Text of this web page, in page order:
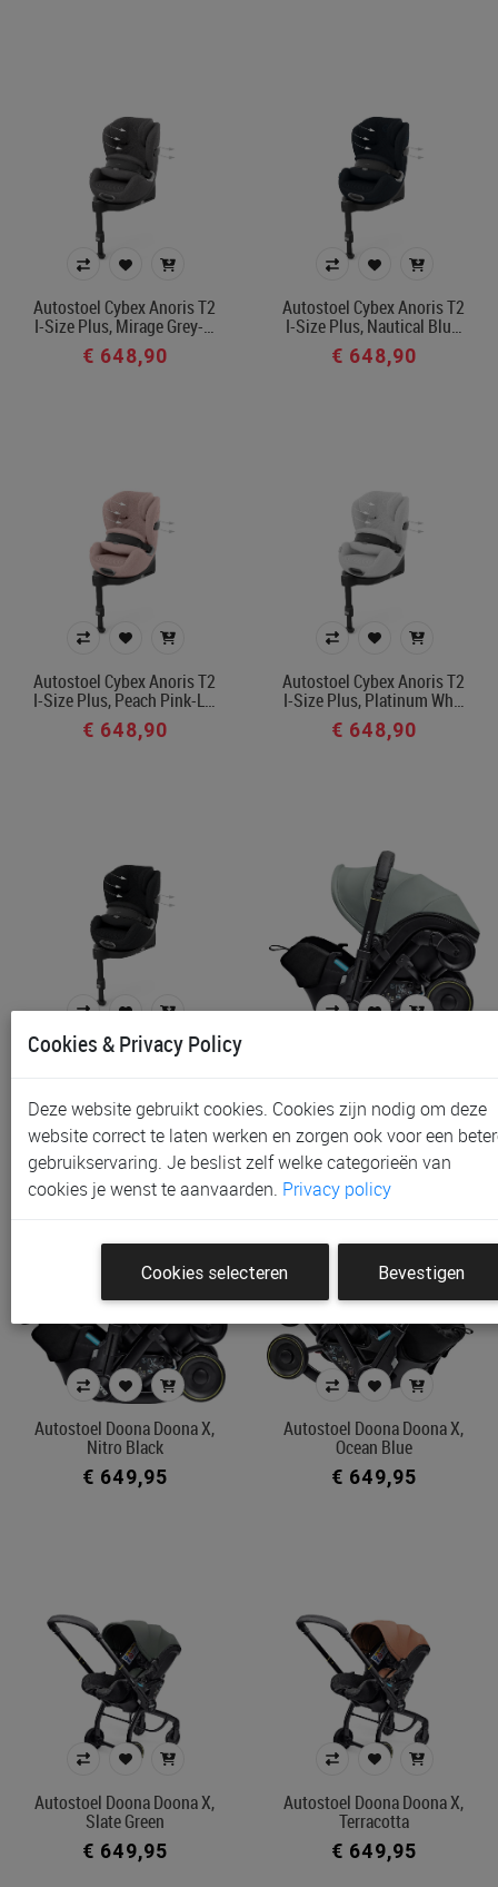
Compact inklapbaar
Baseless ISOFIX Installation
EasyDock-technologie
Full-body airbag
Omvormbaar tot wandelwagen
voorwaarts
achterwaarts
In voorraad
Autostoel Cybex Anoris T2
I-Size Plus, Mirage Grey-…
€ 648,90
Autostoel Cybex Anoris T2
I-Size Plus, Nautical Blu…
€ 648,90
Autostoel Cybex Anoris T2
I-Size Plus, Peach Pink-L…
€ 648,90
Autostoel Cybex Anoris T2
I-Size Plus, Platinum Wh…
€ 648,90
Autostoel Cybex Anoris T2
€ 648,90 € 649,95
Autostoel Doona Doona X,
Nitro Black
€ 649,95
Autostoel Doona Doona X,
Ocean Blue
€ 649,95
Autostoel Doona Doona X,
Slate Green
€ 649,95
Autostoel Doona Doona X,
Terracotta
€ 649,95
Cookies & Privacy Policy
Deze website gebruikt cookies. Cookies zijn nodig om deze
website correct te laten werken en zorgen ook voor een
gebruikservaring. Je beslist zelf welke categorieën van
cookies je wenst te aanvaarden. Privacy policy
Cookies selecteren Bevestigen